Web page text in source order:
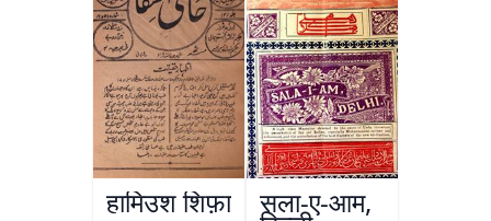
हामिउश शिफ़ा सला-ए-आम,